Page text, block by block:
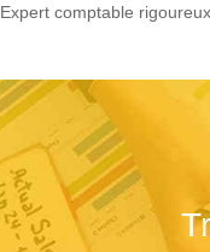
Expert comptable